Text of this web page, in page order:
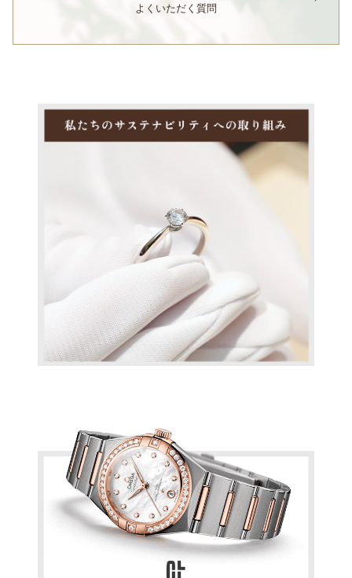
よくいただく質問